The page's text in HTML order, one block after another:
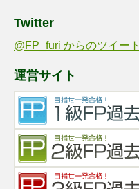
Twitter
@FP_furi からのツイート
運営サイト